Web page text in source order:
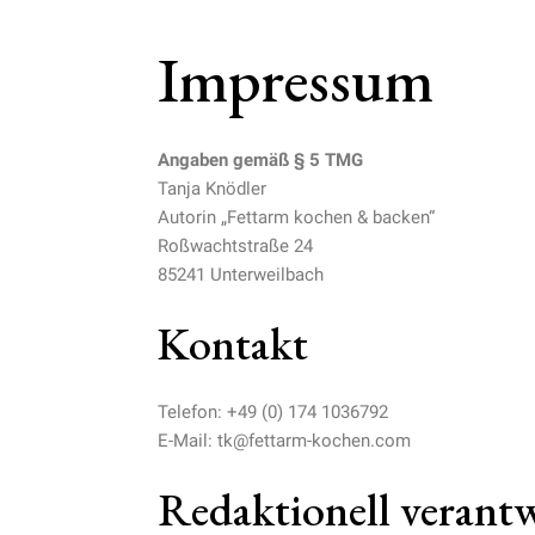
Impressum
Angaben gemäß § 5 TMG
Tanja Knödler
Autorin „Fettarm kochen & backen“
Roßwachtstraße 24
85241 Unterweilbach
Kontakt
Telefon: +49 (0) 174 1036792
E-Mail: tk@fettarm-kochen.com
Redaktionell